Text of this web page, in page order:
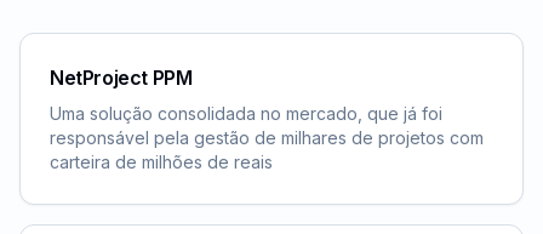
NetProject PPM
Uma solução consolidada no mercado, que já foi
responsável pela gestão de milhares de projetos com
carteira de milhões de reais